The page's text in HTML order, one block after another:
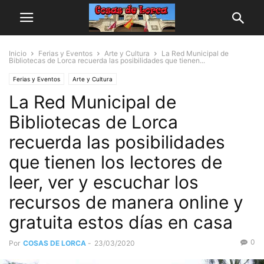
Inicio Ferias y Eventos Arte y Cultura
La Red Municipal de
Bibliotecas de Lorca recuerda las posibilidades que tienen...
Ferias y Eventos Arte y Cultura
La Red Municipal de
Bibliotecas de Lorca
recuerda las posibilidades
que tienen los lectores de
leer, ver y escuchar los
recursos de manera online y
gratuita estos días en casa
Por COSAS DE LORCA - 23/03/2020 0